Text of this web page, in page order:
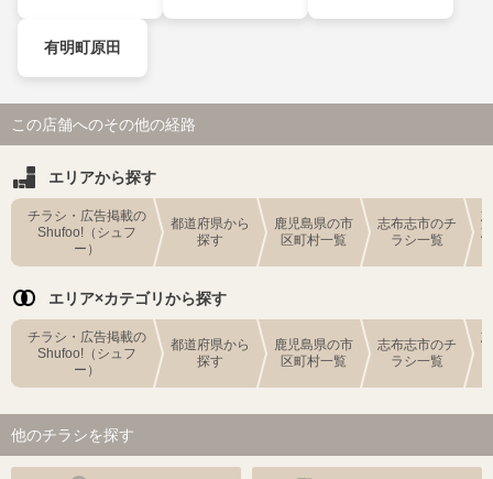
有明町原田
この店舗へのその他の経路
エリアから探す
チラシ・広告掲載の
Shufoo!（シュフ
ー）
都道府県から
探す
鹿児島県の市
区町村一覧
志布志市のチ
ラシ一覧
エリア×カテゴリから探す
チラシ・広告掲載の
Shufoo!（シュフ
ー）
都道府県から
探す
鹿児島県の市
区町村一覧
志布志市のチ
ラシ一覧
他のチラシを探す